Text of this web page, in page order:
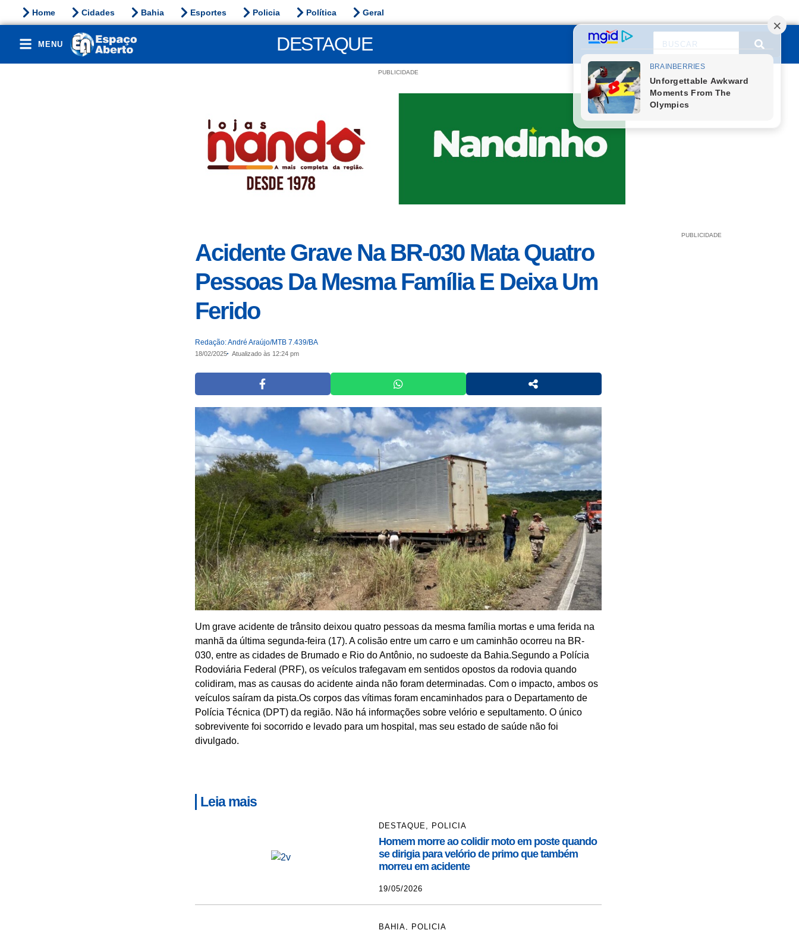
Home Cidades Bahia Esportes Policia Política Geral
MENU DESTAQUE
PUBLICIDADE
Acidente Grave Na BR-030 Mata Quatro
Pessoas Da Mesma Família E Deixa Um
Ferido
Redação: André Araújo/MTB 7.439/BA
18/02/2025 Atualizado às 12:24 pm
Um grave acidente de trânsito deixou quatro pessoas da mesma família mortas e uma ferida na
manhã da última segunda-feira (17). A colisão entre um carro e um caminhão ocorreu na BR-
030, entre as cidades de Brumado e Rio do Antônio, no sudoeste da Bahia.Segundo a Polícia
Rodoviária Federal (PRF), os veículos trafegavam em sentidos opostos da rodovia quando
colidiram, mas as causas do acidente ainda não foram determinadas. Com o impacto, ambos os
veículos saíram da pista.Os corpos das vítimas foram encaminhados para o Departamento de
Polícia Técnica (DPT) da região. Não há informações sobre velório e sepultamento. O único
sobrevivente foi socorrido e levado para um hospital, mas seu estado de saúde não foi
divulgado.
Leia mais
DESTAQUE POLICIA
Homem morre ao colidir moto em poste quando
se dirigia para velório de primo que também
morreu em acidente
19/05/2026
BAHIA POLICIA
PUBLICIDADE